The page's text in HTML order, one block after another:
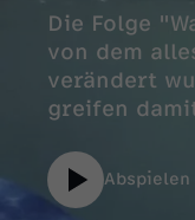
Die Folge
von dem
verändert
greifen
Abspielen